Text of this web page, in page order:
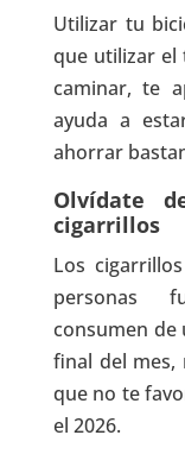
Utilizar tu
que utilizar el
caminar, te
ayuda a
ahorrar
Olvídate
cigarrillos
Los
personas
consumen de
final del
que no te
el 2026.